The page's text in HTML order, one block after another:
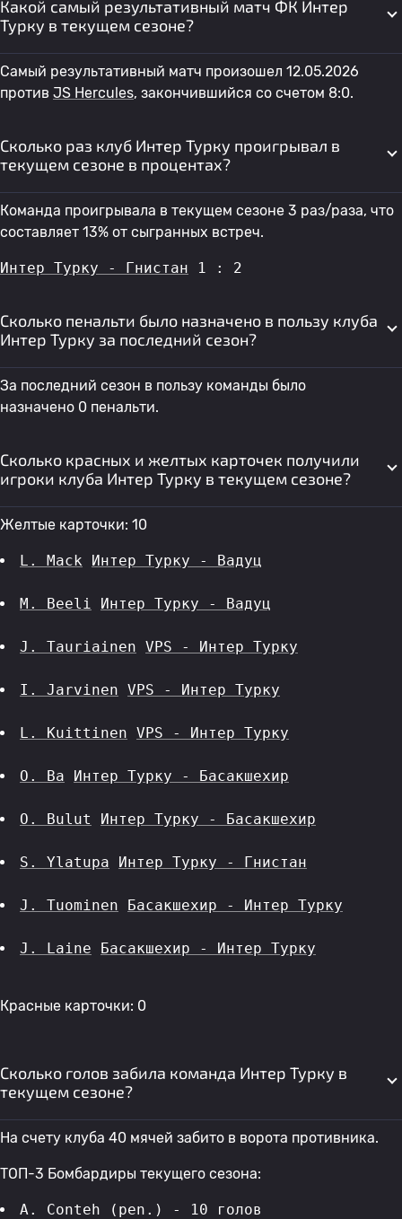
Какой самый результативный матч ФК Интер
Турку в текущем сезоне?
Самый результативный матч произошел 12.05.2026
против JS Hercules, закончившийся со счетом 8:0.
Сколько раз клуб Интер Турку проигрывал в
текущем сезоне в процентах?
Команда проигрывала в текущем сезоне 3 раз/раза, что
составляет 13% от сыгранных встреч.
Интер Турку - Гнистан 1 : 2
Сколько пенальти было назначено в пользу клуба
Интер Турку за последний сезон?
За последний сезон в пользу команды было
назначено 0 пенальти.
Сколько красных и желтых карточек получили
игроки клуба Интер Турку в текущем сезоне?
Желтые карточки: 10
L. Mack Интер Турку - Вадуц
M. Beeli Интер Турку - Вадуц
J. Tauriainen VPS - Интер Турку
I. Jarvinen VPS - Интер Турку
L. Kuittinen VPS - Интер Турку
O. Ba Интер Турку - Басакшехир
O. Bulut Интер Турку - Басакшехир
S. Ylatupa Интер Турку - Гнистан
J. Tuominen Басакшехир - Интер Турку
J. Laine Басакшехир - Интер Турку
Красные карточки: 0
Сколько голов забила команда Интер Турку в
текущем сезоне?
На счету клуба 40 мячей забито в ворота противника.
ТОП-3 Бомбардиры текущего сезона:
A. Conteh (pen.) - 10 голов